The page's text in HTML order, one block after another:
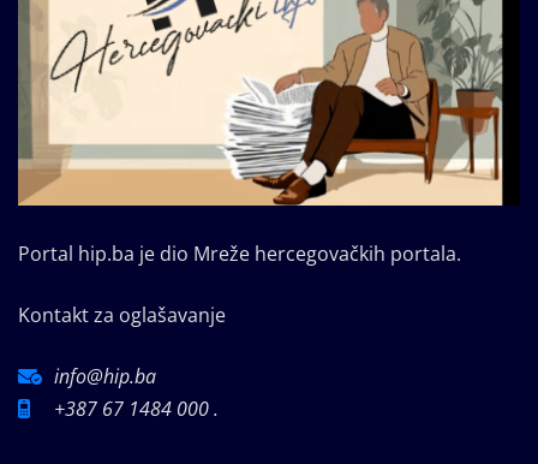
Portal hip.ba je dio Mreže hercegovačkih portala.
Kontakt za oglašavanje
info@hip.ba
+387 67 1484 000 .